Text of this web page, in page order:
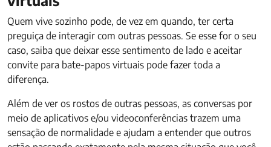
Quem vive sozinho pode, de vez em quando, ter certa
preguiça de interagir com outras pessoas. Se esse for o seu
caso, saiba que deixar esse sentimento de lado e aceitar
convite para bate-papos virtuais pode fazer toda a
diferença.
Além de ver os rostos de outras pessoas, as conversas por
meio de aplicativos e/ou videoconferências trazem uma
sensação de normalidade e ajudam a entender que outros